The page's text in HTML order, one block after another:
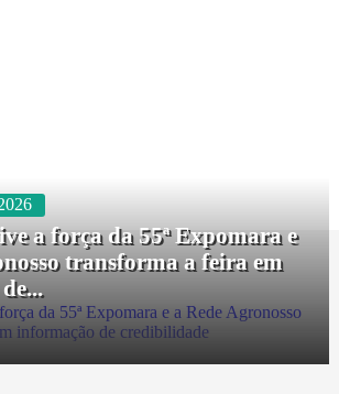
a força da 55ª Expomara e
transforma a feira em